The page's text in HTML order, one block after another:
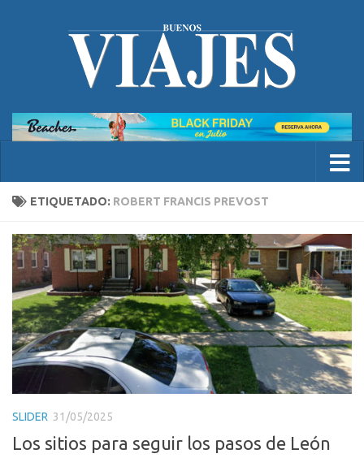
ETIQUETADO: ROBERT FRANCIS PREVOST
SLIDER 31/05/2025
Los sitios para seguir los pasos de León